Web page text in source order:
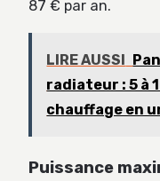
87 € par an.
LIRE AUSSI
radiateur : 5 à
chauffage en
Puissance